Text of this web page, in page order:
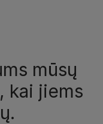
mūsų
kai jiems